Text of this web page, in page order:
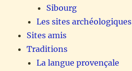
Sibourg
Les sites archéologiques
Sites amis
Traditions
La langue provençale